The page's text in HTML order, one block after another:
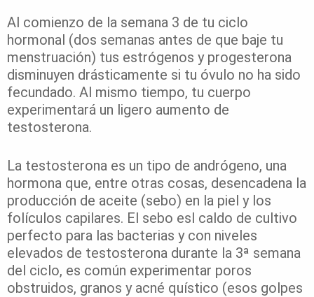
Al comienzo de la semana 3 de tu ciclo
hormonal (dos semanas antes de que baje tu
menstruación) tus estrógenos y progesterona
disminuyen drásticamente si tu óvulo no ha sido
fecundado. Al mismo tiempo, tu cuerpo
experimentará un ligero aumento de
testosterona.
La testosterona es un tipo de andrógeno, una
hormona que, entre otras cosas, desencadena la
producción de aceite (sebo) en la piel y los
folículos capilares. El sebo esl caldo de cultivo
perfecto para las bacterias y con niveles
elevados de testosterona durante la 3ª semana
del ciclo, es común experimentar poros
obstruidos, granos y acné quístico (esos golpes